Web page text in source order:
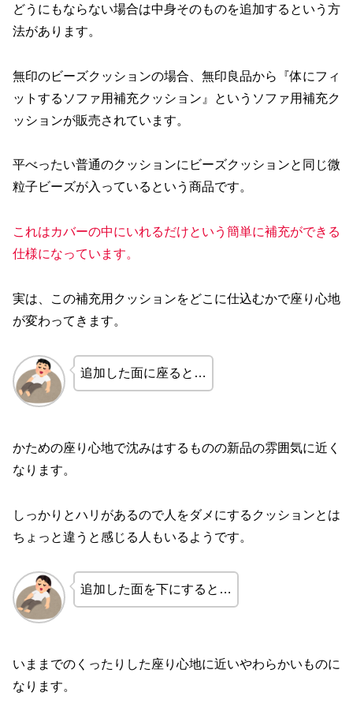
どうにもならない場合は中身そのものを追加するという方
法があります。
無印のビーズクッションの場合、無印良品から『体にフィ
ットするソファ用補充クッション』というソファ用補充ク
ッションが販売されています。
平べったい普通のクッションにビーズクッションと同じ微
粒子ビーズが入っているという商品です。
これはカバーの中にいれるだけという簡単に補充ができる
仕様になっています。
実は、この補充用クッションをどこに仕込むかで座り心地
が変わってきます。
追加した面に座ると…
かための座り心地で沈みはするものの新品の雰囲気に近く
なります。
しっかりとハリがあるので人をダメにするクッションとは
ちょっと違うと感じる人もいるようです。
追加した面を下にすると…
いままでのくったりした座り心地に近いやわらかいものに
なります。